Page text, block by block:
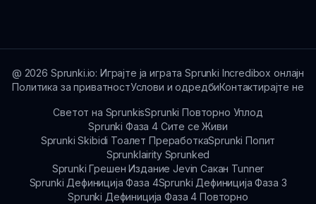
@ 2026 Sprunki.io: Играјте ја играта Sprunki Incredibox онлајн
Политика за приватностУслови и одредбиКонтактирајте не
Светот на SprunkisSprunki Повторно Уплод
Sprunki Фаза 4 Сите се Живи
Sprunki Skibidi Тоалет ПреработкаSprunki Попит
Sprunklairity Sprunked
Sprunki Грешен Издание Jevin Сакан Tunner
Sprunki Дефиниција Фаза 4Sprunki Дефиниција Фаза 3
Sprunki Дефиниција Фаза 4 Повторно